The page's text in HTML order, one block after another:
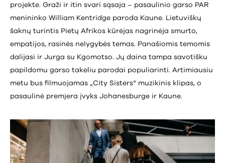
projekte. Graži ir itin svari sąsaja – pasaulinio garso PAR
menininko William Kentridge paroda Kaune. Lietuviškų
šaknų turintis Pietų Afrikos kūrėjas nagrinėja smurto,
empatijos, rasinės nelygybės temas. Panašiomis temomis
dalijasi ir Jurga su Kgomotso. Jų daina tampa savotišku
papildomu garso takeliu parodai populiarinti. Artimiausiu
metu bus filmuojamas „City Sisters“ muzikinis klipas, o
pasaulinė premjera įvyks Johanesburge ir Kaune.